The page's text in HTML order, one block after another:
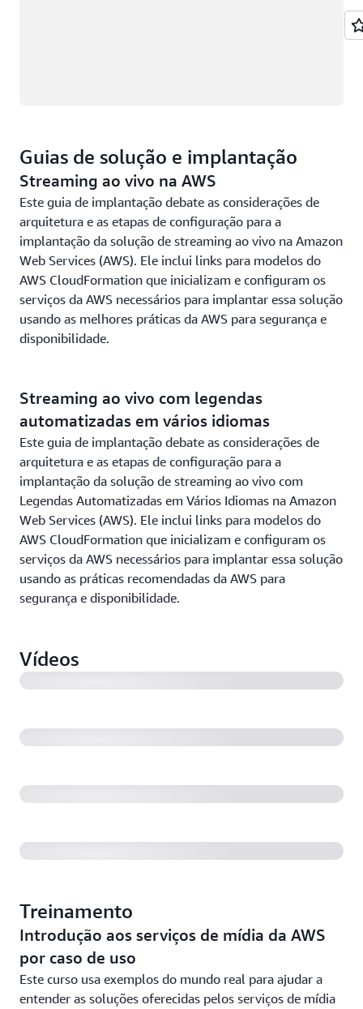
Guias de solução e implantação
Streaming ao vivo na AWS
Este guia de implantação debate as considerações de
arquitetura e as etapas de configuração para a
implantação da solução de streaming ao vivo na Amazon
Web Services (AWS). Ele inclui links para modelos do
AWS CloudFormation que inicializam e configuram os
serviços da AWS necessários para implantar essa solução
usando as melhores práticas da AWS para segurança e
disponibilidade.
Streaming ao vivo com legendas
automatizadas em vários idiomas
Este guia de implantação debate as considerações de
arquitetura e as etapas de configuração para a
implantação da solução de streaming ao vivo com
Legendas Automatizadas em Vários Idiomas na Amazon
Web Services (AWS). Ele inclui links para modelos do
AWS CloudFormation que inicializam e configuram os
serviços da AWS necessários para implantar essa solução
usando as práticas recomendadas da AWS para
segurança e disponibilidade.
Vídeos
Treinamento
Introdução aos serviços de mídia da AWS
por caso de uso
Este curso usa exemplos do mundo real para ajudar a
entender as soluções oferecidas pelos serviços de mídia